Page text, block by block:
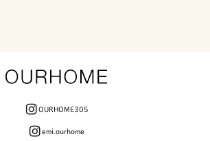
OURHOME305
emi.ourhome